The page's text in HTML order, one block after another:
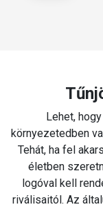
Lehet,
környezetedben
Tehát, ha fel
életben
logóval kell
riválisaitól. Az